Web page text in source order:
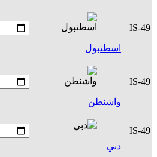
IS-49
اسطنبول
IS-49
واشنطن
IS-49
دبي